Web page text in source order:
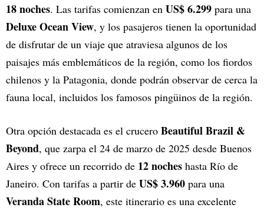
18 noches. Las tarifas comienzan en US$ 6.299 para una
Deluxe Ocean View, y los pasajeros tienen la oportunidad
de disfrutar de un viaje que atraviesa algunos de los
paisajes más emblemáticos de la región, como los fiordos
chilenos y la Patagonia, donde podrán observar de cerca la
fauna local, incluidos los famosos pingüinos de la región.
Otra opción destacada es el crucero Beautiful Brazil &
Beyond, que zarpa el 24 de marzo de 2025 desde Buenos
Aires y ofrece un recorrido de 12 noches hasta Río de
Janeiro. Con tarifas a partir de US$ 3.960 para una
Veranda State Room, este itinerario es una excelente